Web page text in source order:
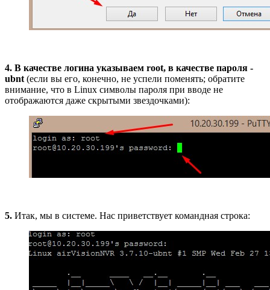
4. В качестве логина указываем root, в качестве пароля -
ubnt (если вы его, конечно, не успели поменять; обратите
внимание, что в Linux символы пароля при вводе не
отображаются даже скрытыми звездочками):
5. Итак, мы в системе. Нас приветствует командная строка: